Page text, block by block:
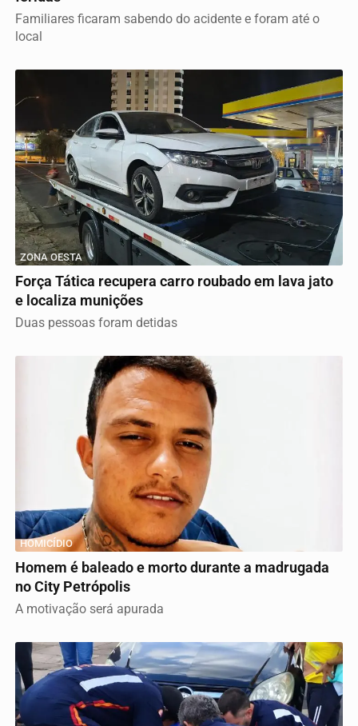
Familiares ficaram sabendo do acidente e foram até o
local
ZONA OESTA
Força Tática recupera carro roubado em lava jato
e localiza munições
Duas pessoas foram detidas
HOMICÍDIO
Homem é baleado e morto durante a madrugada
no City Petrópolis
A motivação será apurada